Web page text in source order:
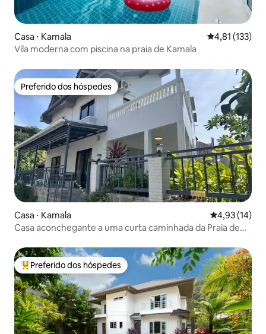
Casa ⋅ Kamala 4,81 de uma
4,81 (133)
Vila moderna com piscina na praia de Kamala
Preferido dos hóspedes
Preferido dos hóspedes
Casa ⋅ Kamala 4,93 de uma
4,93 (14)
Casa aconchegante a uma curta caminhada da Praia de
Entre os melhores preferidos dos hóspedes
Preferido dos hóspedes